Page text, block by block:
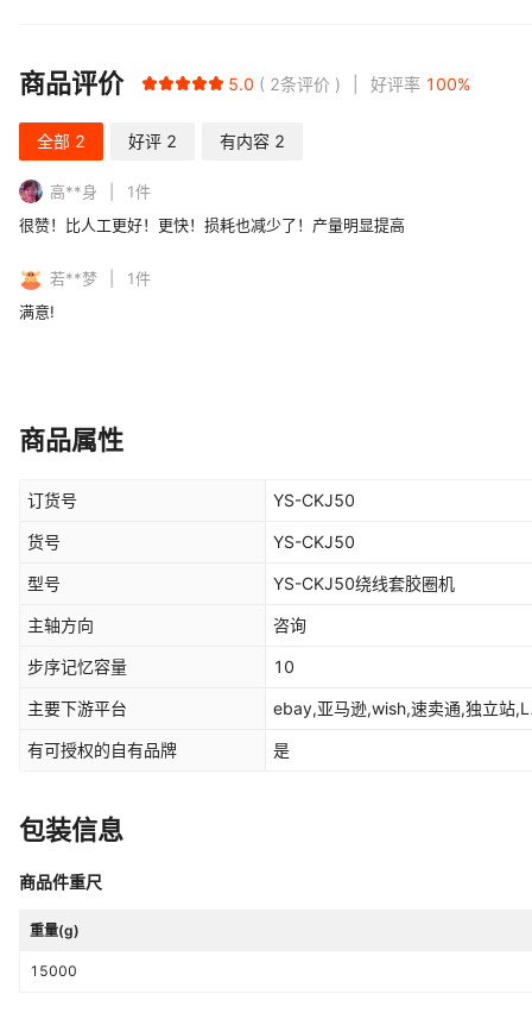
商品评价 5.0 2条评价 好评率 100%
全部 2 好评 2 有内容 2
高**身 1件
很赞！比人工更好！更快！损耗也减少了！产量明显提高
若**梦 1件
满意!
商品属性
订货号 YS-CKJ50
货号 YS-CKJ50
型号 YS-CKJ50绕线套胶圈机
主轴方向 咨询
步序记忆容量 10
主要下游平台 ebay,亚马逊,wish,速卖通,独立站
有可授权的自有品牌 是
包装信息
商品件重尺
重量(g)
15000